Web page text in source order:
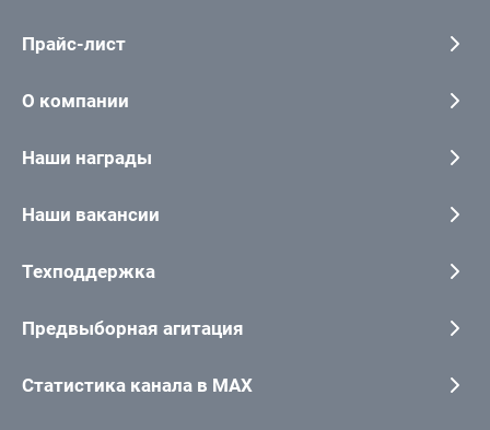
Прайс-лист
О компании
Наши награды
Наши вакансии
Техподдержка
Предвыборная агитация
Статистика канала в MAX